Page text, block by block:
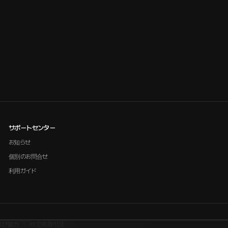
サポートセンター
お知らせ
個別のお問合せ
利用ガイド